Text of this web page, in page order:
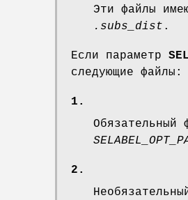
Эти файлы
.subs_dist .
Если параметр
следующие файлы:
1.
Обязательный
2.